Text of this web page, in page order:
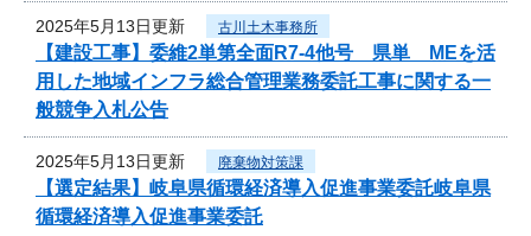
2025年5月13日更新 古川土木事務所
【建設工事】委維2単第全面R7-4他号 県単 MEを活
用した地域インフラ総合管理業務委託工事に関する一
般競争入札公告
2025年5月13日更新 廃棄物対策課
【選定結果】岐阜県循環経済導入促進事業委託岐阜県
循環経済導入促進事業委託